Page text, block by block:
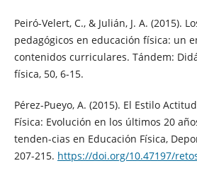
Peiró-Velert, C., & Julián, J. A. (2015).
pedagógicos en educación física: un
contenidos curriculares. Tándem:
física, 50, 6-15.
Pérez-Pueyo, A. (2015). El Estilo
Física: Evolución en los últimos 20
tenden-cias en Educación Física,
207-215. https://doi.org/10.47197/